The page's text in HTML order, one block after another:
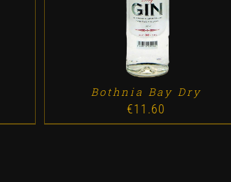
Bothnia Bay Dry
€11.60